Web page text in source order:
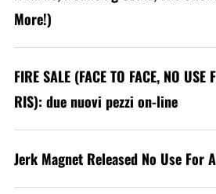
More!)
FIRE SALE (FACE TO FACE, NO USE
RIS): due nuovi pezzi on-line
Jerk Magnet Released No Use For